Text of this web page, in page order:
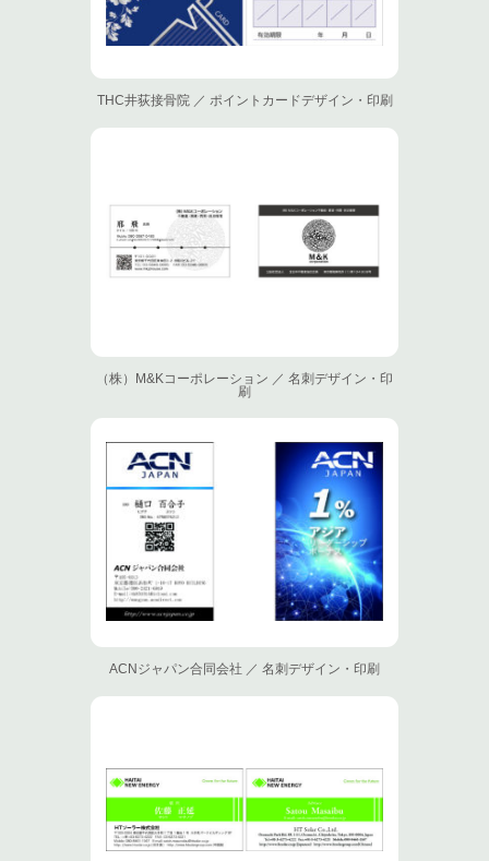
THC井荻接骨院 ／ ポイントカードデザイン・印刷
（株）M&Kコーポレーション ／ 名刺デザイン・印
刷
ACNジャパン合同会社 ／ 名刺デザイン・印刷